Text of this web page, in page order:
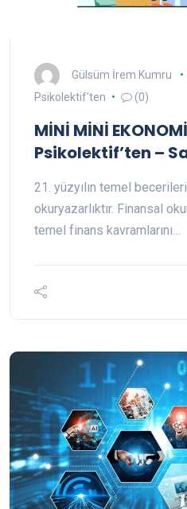
Gülsüm İrem Kumru
Psikolektif'ten
(0)
MİNİ MİNİ
Psikolektif’ten –
21. yüzyılın temel
okuryazarlıktır. Finansal
temel finans kavramlarını…